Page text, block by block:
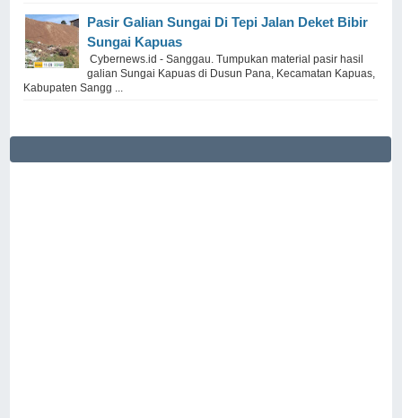
Pasir Galian Sungai Di Tepi Jalan Deket Bibir
Sungai Kapuas
Cybernews.id - Sanggau. Tumpukan material pasir hasil
galian Sungai Kapuas di Dusun Pana, Kecamatan Kapuas,
Kabupaten Sangg ...